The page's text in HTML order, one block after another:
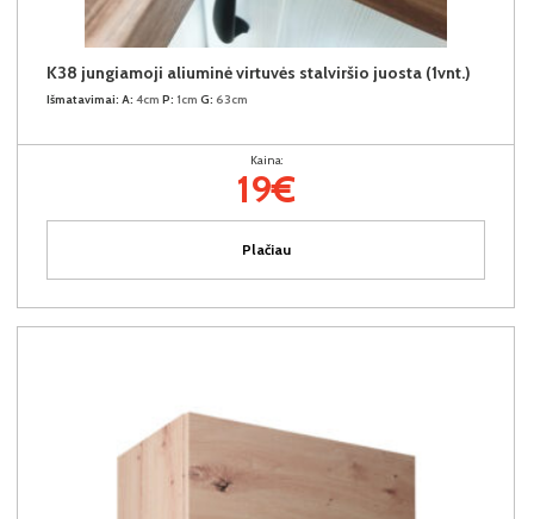
K38 jungiamoji aliuminė virtuvės stalviršio juosta (1vnt.)
Išmatavimai: A: 4cm P: 1cm G: 63cm
Kaina:
19€
Plačiau